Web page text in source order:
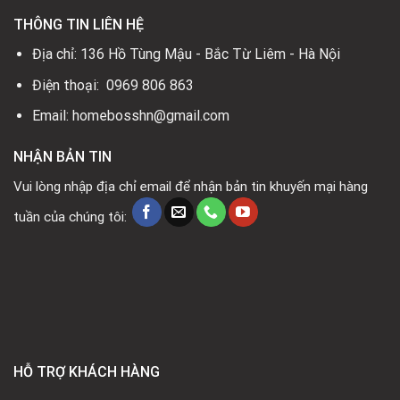
THÔNG TIN LIÊN HỆ
Địa chỉ: 136 Hồ Tùng Mậu - Bắc Từ Liêm - Hà Nội
Điện thoại: 0969 806 863
Email: homebosshn@gmail.com
NHẬN BẢN TIN
Vui lòng nhập địa chỉ email để nhận bản tin khuyến mại hàng
tuần của chúng tôi:
HỖ TRỢ KHÁCH HÀNG